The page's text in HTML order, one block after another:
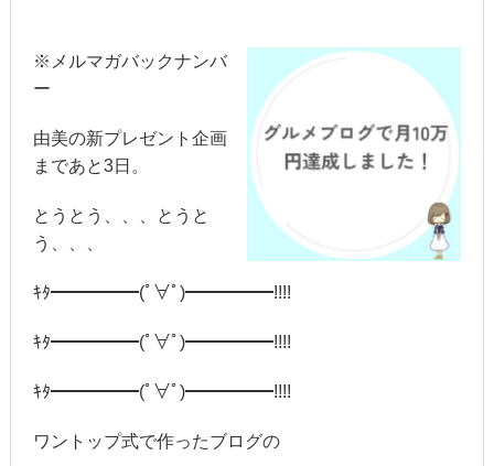
※メルマガバックナンバ
ー
由美の新プレゼント企画
まであと3日。
とうとう、、、とうと
う、、、
ｷﾀ━━━━━(ﾟ∀ﾟ)━━━━━!!!!
ｷﾀ━━━━━(ﾟ∀ﾟ)━━━━━!!!!
ｷﾀ━━━━━(ﾟ∀ﾟ)━━━━━!!!!
ワントップ式で作ったブログの